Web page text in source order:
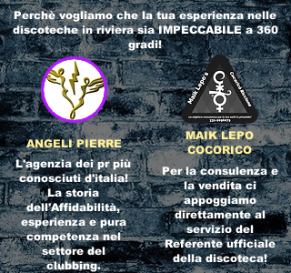
Perchè vogliamo che la tua esperienza nelle
discoteche in rivierasia IMPECCABILE a 360
gradi!
ANGELI PIERRE
L'agenzia dei pr più
conosciuti d'italia!
La storia
dell'Affidabilità,
esperienza e pura
competenza nel
settore del
clubbing.
MAIK LEPO
COCORICO
Per la consulenza e
la vendita ci
appoggiamo
direttamente al
servizio del
Referente ufficiale
della discoteca!